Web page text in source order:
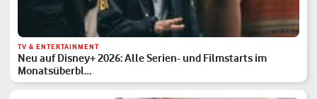
TV & ENTERTAINMENT
Neu auf Disney+ 2026: Alle Serien- und Filmstarts im
Monatsüberbl…